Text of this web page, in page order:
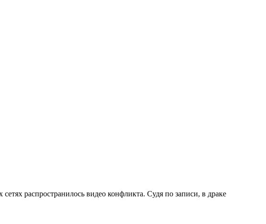
распространилось видео конфликта. Судя по записи, в драке